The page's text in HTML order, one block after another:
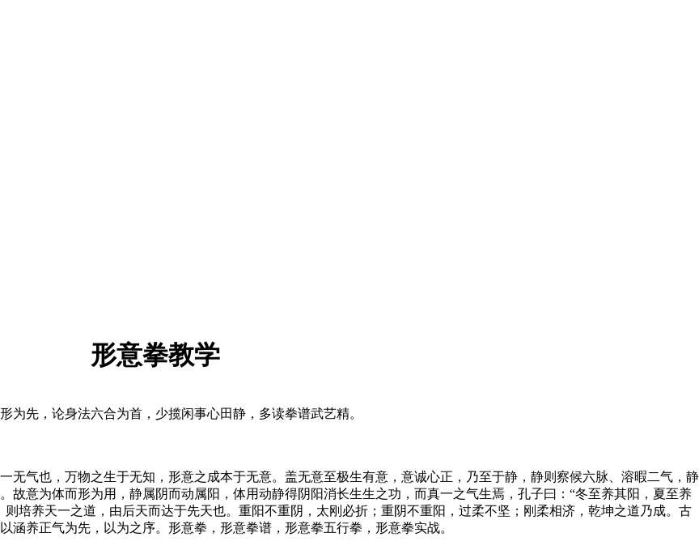
形意拳教学
先，论身法六合为首，少揽闲事心田静，多读拳谱武艺精。
气也，万物之生于无知，形意之成本于无意。盖无意至极生有意，意诚心正，乃至于静，静则察候六脉、溶暇二气，静
故意为体而形为用，静属阴而动属阳，体用动静得阴阳消长生生之功，而真一之气生焉，孔子曰：“冬至养其阳，夏至养
培养天一之道，由后天而达于先天也。重阳不重阴，太刚必折；重阴不重阳，过柔不坚；刚柔相济，乾坤之道乃成。古
养正气为先，以为之序。形意拳，形意拳谱，形意拳五行拳，形意拳实战。